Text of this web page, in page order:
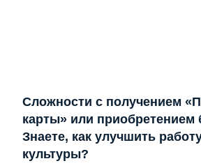
Сложности с получением
карты» или приобретением
Знаете, как улучшить
культуры?